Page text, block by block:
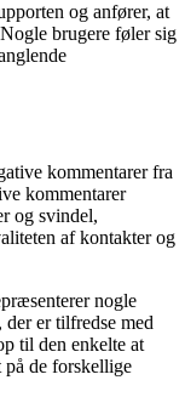
og anfører, at
brugere føler sig
kommentarer fra
kommentarer
og svindel,
af kontakter og
nogle
der er tilfredse med
til den enkelte at
på de forskellige